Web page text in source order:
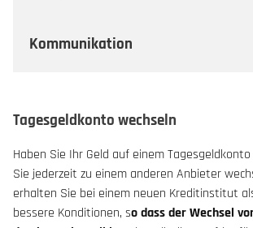
Kommunikation
Tagesgeldkonto wechseln
Haben Sie Ihr Geld auf einem
Sie jederzeit zu einem anderen Anbieter
erhalten Sie bei einem neuen Kreditinstitut
bessere Konditionen, so dass der Wechsel